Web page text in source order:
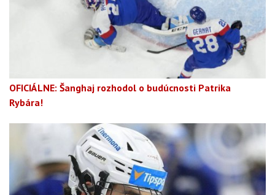
OFICIÁLNE: Šanghaj rozhodol o budúcnosti Patrika
Rybára!